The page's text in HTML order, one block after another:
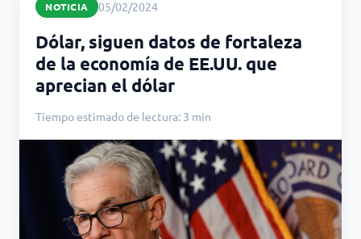
NOTICIA 05/02/2024
Dólar, siguen datos de fortaleza
de la economía de EE.UU. que
aprecian el dólar
Tiempo estimado de lectura: 3 min